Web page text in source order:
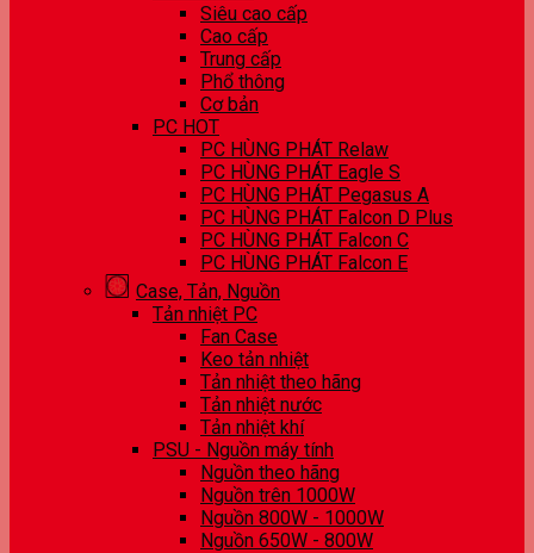
Siêu cao cấp
Cao cấp
Trung cấp
Phổ thông
Cơ bản
PC HOT
PC HÙNG PHÁT Relaw
PC HÙNG PHÁT Eagle S
PC HÙNG PHÁT Pegasus A
PC HÙNG PHÁT Falcon D Plus
PC HÙNG PHÁT Falcon C
PC HÙNG PHÁT Falcon E
Case, Tản, Nguồn
Tản nhiệt PC
Fan Case
Keo tản nhiệt
Tản nhiệt theo hãng
Tản nhiệt nước
Tản nhiệt khí
PSU - Nguồn máy tính
Nguồn theo hãng
Nguồn trên 1000W
Nguồn 800W - 1000W
Nguồn 650W - 800W